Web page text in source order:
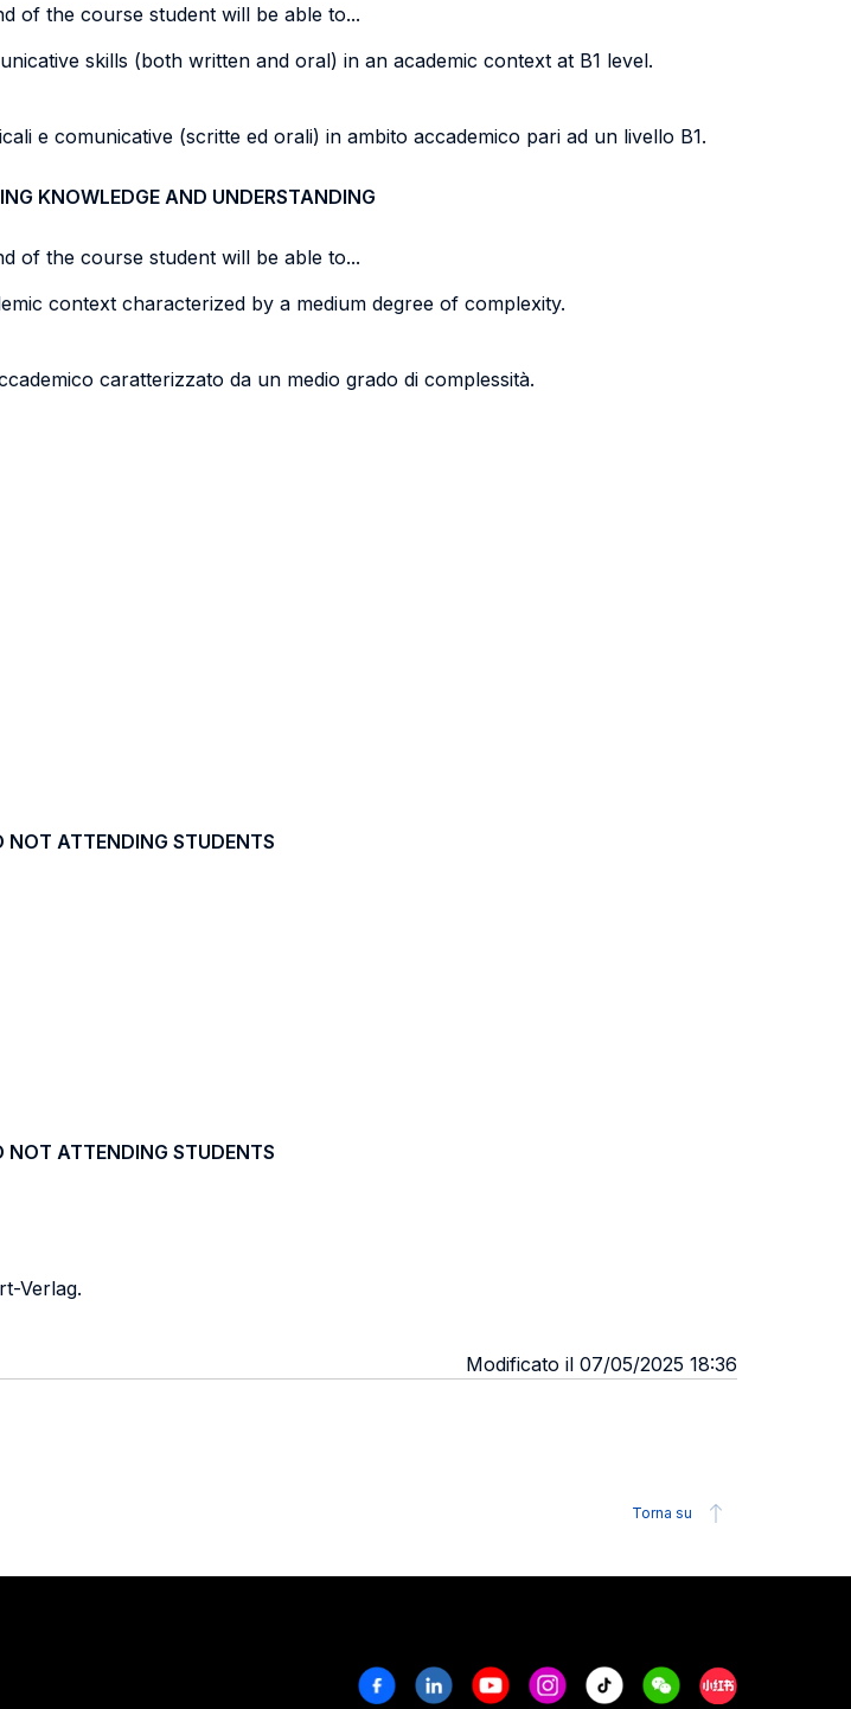
of the course student will be able to...
skills (both written and oral) in an academic context at B1 level.
e comunicative (scritte ed orali) in ambito accademico pari ad un livello B1.
KNOWLEDGE AND UNDERSTANDING
of the course student will be able to...
context characterized by a medium degree of complexity.
caratterizzato da un medio grado di complessità.
NOT ATTENDING STUDENTS
NOT ATTENDING STUDENTS
Verlag.
Modificato il 07/05/2025 18:36
Torna su
FacebookLinkedinYoutubeInstagram
Tiktok WeechatXiaohongshu/